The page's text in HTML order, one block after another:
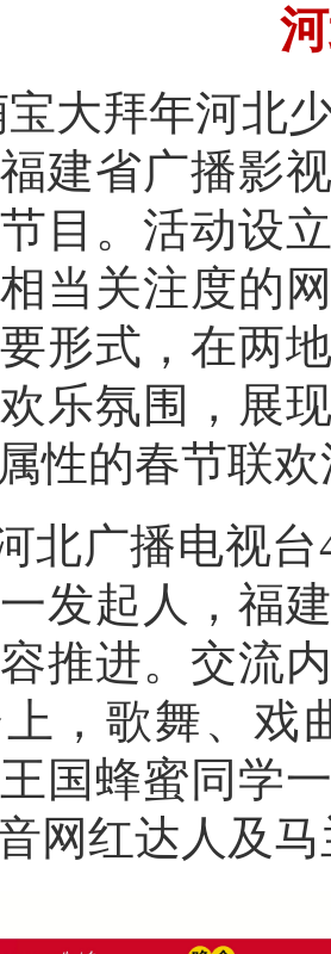
宝大拜年河北
建省广播影
目。活动设
当关注度的
形式，在两
乐氛围，展
性的春节联
北广播电视
发起人，福
推进。交流
，歌舞、戏
国蜂蜜同学
网红达人及